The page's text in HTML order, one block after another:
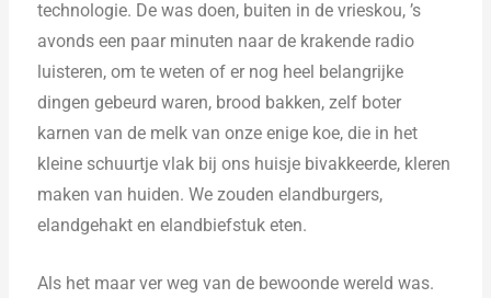
technologie. De was doen, buiten in de vrieskou, ’s
avonds een paar minuten naar de krakende radio
luisteren, om te weten of er nog heel belangrijke
dingen gebeurd waren, brood bakken, zelf boter
karnen van de melk van onze enige koe, die in het
kleine schuurtje vlak bij ons huisje bivakkeerde, kleren
maken van huiden. We zouden elandburgers,
elandgehakt en elandbiefstuk eten.
Als het maar ver weg van de bewoonde wereld was.